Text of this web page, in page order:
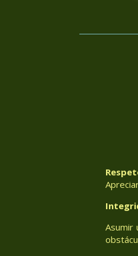
Asumir